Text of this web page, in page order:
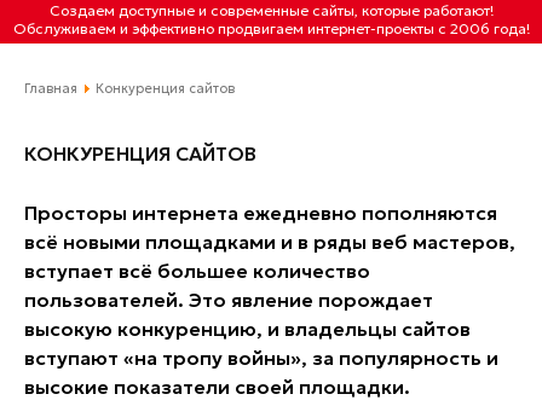
(4212) 658-653
(4212) 637-673
Хабаровск, ул.Гамарника, 64
Пн-пт. с 9:30 до 18:30 (по Хбк)
info@lred.ru
Все контакты
Создаем доступные и современные сайты, которые работают!
Обслуживаем и эффективно продвигаем интернет-проекты с 2006 года!
Главная Конкуренция сайтов
КОНКУРЕНЦИЯ САЙТОВ
Просторы интернета ежедневно пополняются
всё новыми площадками и в ряды веб мастеров,
вступает всё большее количество
пользователей. Это явление порождает
высокую конкуренцию, и владельцы сайтов
вступают «на тропу войны», за популярность и
высокие показатели своей площадки.